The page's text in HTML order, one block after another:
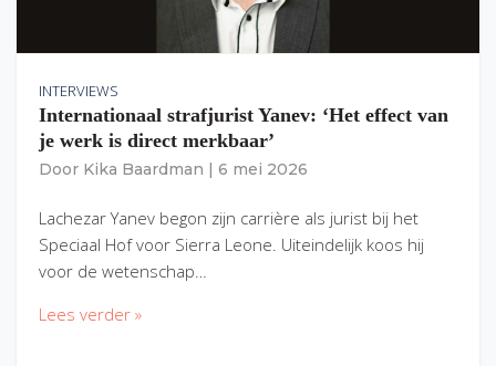
INTERVIEWS
Internationaal strafjurist Yanev: ‘Het effect van
je werk is direct merkbaar’
Door Kika Baardman 6 mei 2026
Lachezar Yanev begon zijn carrière als jurist bij het
Speciaal Hof voor Sierra Leone. Uiteindelijk koos hij
voor de wetenschap…
Lees verder »